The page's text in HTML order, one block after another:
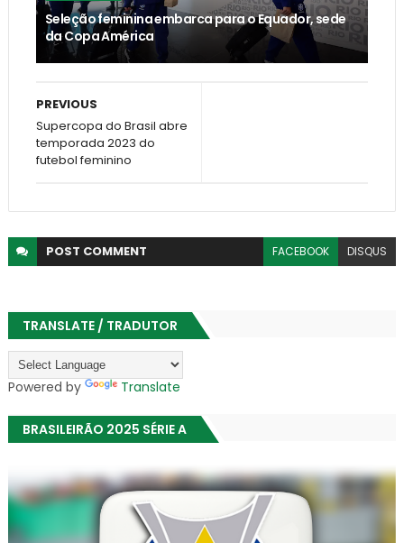
Seleção feminina embarca para o Equador, sede
da Copa América
PREVIOUS
Supercopa do Brasil abre
temporada 2023 do
futebol feminino
POST COMMENT FACEBOOK DISQUS
TRANSLATE / TRADUTOR
Powered by Translate
BRASILEIRÃO 2025 SÉRIE A